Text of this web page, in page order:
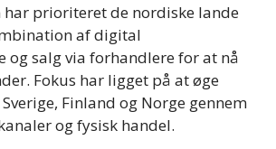
har prioriteret de nordiske lande
af digital
og salg via forhandlere for at nå
Fokus har ligget på at øge
Finland og Norge gennem
og fysisk handel.